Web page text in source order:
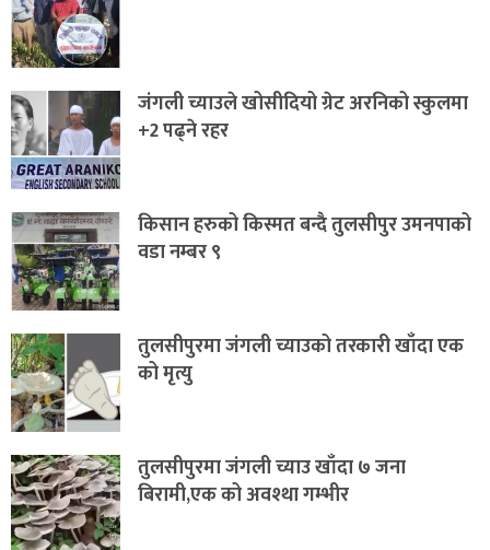
जंगली च्याउले खोसीदियो ग्रेट अरनिको स्कुलमा
+2 पढ्ने रहर
किसान हरुको किस्मत बन्दै तुलसीपुर उमनपाको
वडा नम्बर ९
तुलसीपुरमा जंगली च्याउको तरकारी खाँदा एक
को मृत्यु
तुलसीपुरमा जंगली च्याउ खाँदा ७ जना
बिरामी,एक को अवश्था गम्भीर